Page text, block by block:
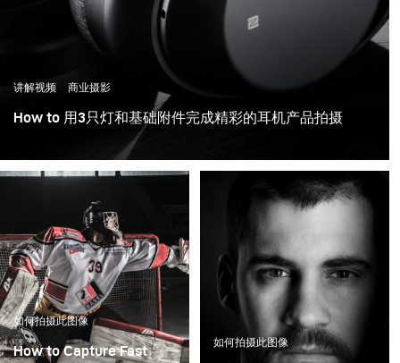
讲解视频 商业摄影
How to 用3只灯和基础附件完成精彩的耳机产品拍摄
如何拍摄此图像
How to Capture Fast
如何拍摄此图像